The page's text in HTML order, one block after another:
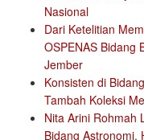
Nasional
Dari Ketelitian
OSPENAS Bidang
Jember
Konsisten di
Tambah Koleksi
Nita Arini Rohmah
Bidang Astronomi,